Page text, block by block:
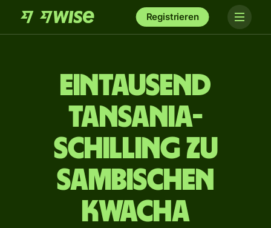
Registrieren
ein­tausend
Tansania-
Schilling zu
sambischen
Kwacha